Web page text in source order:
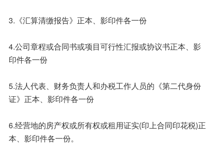
3.《汇算清缴报告》正本、影印件各一份
4.公司章程或合同书或项目可行性汇报或协议书正本、影
印件各一份
5.法人代表、财务负责人和办税工作人员的《第二代身份
证》正本、影印件各一份
6.经营地的房产权或所有权或租用证实(印上合同印花税)正
本、影印件各一份。